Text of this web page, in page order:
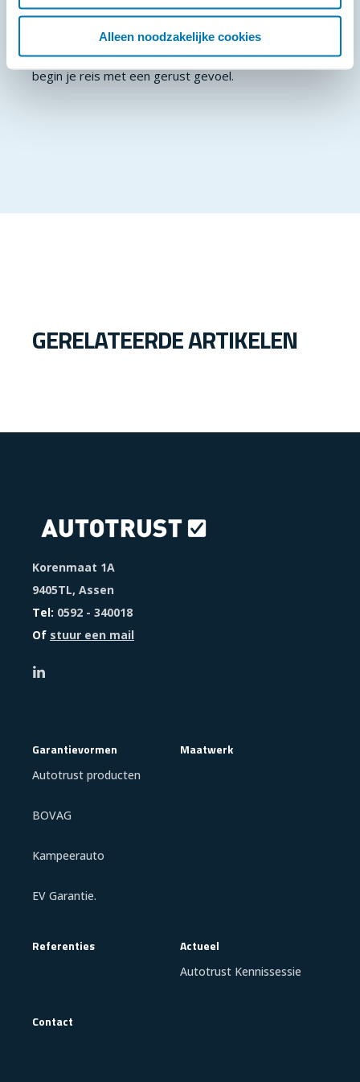
Alleen noodzakelijke cookies
camperdealer naar een complete campergarantie en
begin je reis met een gerust gevoel.
GERELATEERDE ARTIKELEN
Korenmaat 1A
9405TL, Assen
Tel: 0592 - 340018
Of stuur een mail
Garantievormen
Autotrust producten
BOVAG
Kampeerauto
EV Garantie.
Maatwerk
Referenties Actueel
Autotrust Kennissessie
Contact